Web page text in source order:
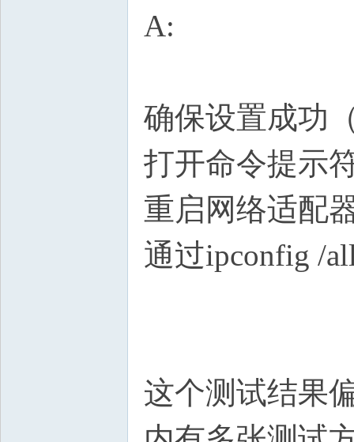
A:
确保设置成功
打开命令提示
重启网络适配
通过ipconfig /
这个测试结果